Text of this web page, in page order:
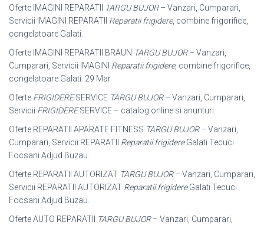
Oferte IMAGINI REPARATII
TARGU BUJOR– Vanzari, Cumparari,
Servicii IMAGINI REPARATII Reparatii frigidere, combine frigorifice,
congelatoare Galati.
Oferte IMAGINI REPARATII BRAUN TARGU BUJOR– Vanzari,
Cumparari, Servicii IMAGINI Reparatii frigidere, combine frigorifice,
congelatoare Galati. 29 Mar
Oferte FRIGIDERESERVICE TARGU BUJOR– Vanzari, Cumparari,
Servicii FRIGIDERESERVICE – catalog online si anunturi.
Oferte REPARATII APARATE FITNESS TARGU BUJOR– Vanzari,
Cumparari, Servicii REPARATII Reparatii frigidereGalati Tecuci
Focsani Adjud Buzau.
Oferte REPARATII AUTORIZAT TARGU BUJOR– Vanzari, Cumparari,
Servicii REPARATII AUTORIZAT Reparatii frigidereGalati Tecuci
Focsani Adjud Buzau
Oferte AUTO REPARATII
TARGU BUJOR– Vanzari, Cumparari,